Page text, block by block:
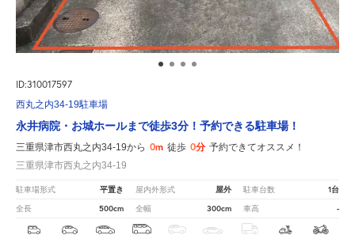
ID:310017597
西丸之内34-19駐車場
永井病院・お城ホールまで徒歩3分！予約できる駐車場！
三重県津市西丸之内34-19から 0m 徒歩 0分 予約できてオススメ！
三重県津市西丸之内34-19
駐車場形式 平置き 屋内外形式 屋外 駐車台数 1台
全長 500cm 全幅 300cm 車高 -